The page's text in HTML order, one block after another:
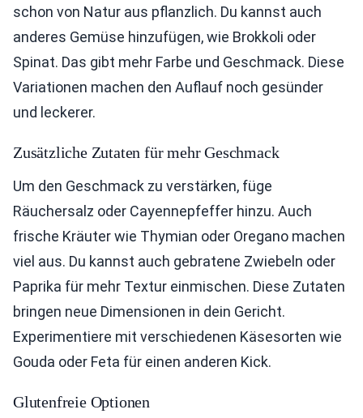
schon von Natur aus pflanzlich. Du kannst auch
anderes Gemüse hinzufügen, wie Brokkoli oder
Spinat. Das gibt mehr Farbe und Geschmack. Diese
Variationen machen den Auflauf noch gesünder
und leckerer.
Zusätzliche Zutaten für mehr Geschmack
Um den Geschmack zu verstärken, füge
Räuchersalz oder Cayennepfeffer hinzu. Auch
frische Kräuter wie Thymian oder Oregano machen
viel aus. Du kannst auch gebratene Zwiebeln oder
Paprika für mehr Textur einmischen. Diese Zutaten
bringen neue Dimensionen in dein Gericht.
Experimentiere mit verschiedenen Käsesorten wie
Gouda oder Feta für einen anderen Kick.
Glutenfreie Optionen